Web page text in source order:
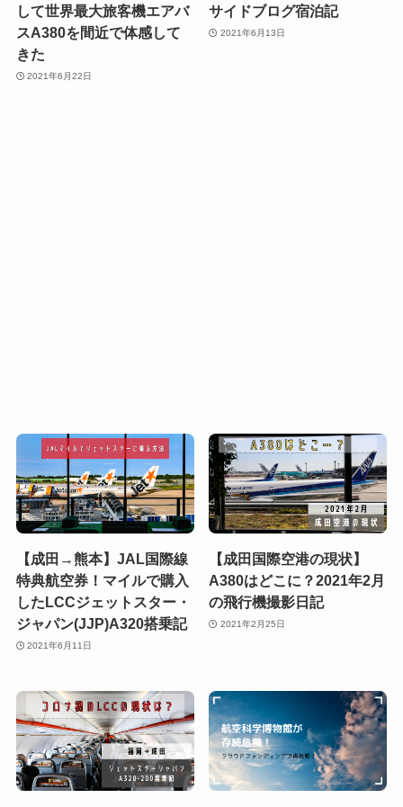
して世界最大旅客機エアバ
スA380を間近で体感して
きた
2021年6月22日
サイドブログ宿泊記
2021年6月13日
【成田→熊本】JAL国際線
特典航空券！マイルで購入
したLCCジェットスター・
ジャパン(JJP)A320搭乗記
2021年6月11日
【成田国際空港の現状】
A380はどこに？2021年2月
の飛行機撮影日記
2021年2月25日